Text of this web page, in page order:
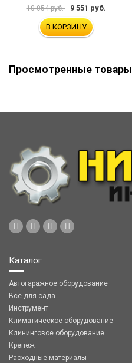
10 054 руб. 9 551 руб.
В КОРЗИНУ
Просмотренные товары
Каталог
Автогаражное оборудование
Все для сада
Инструмент
Климатическое оборудование
Клининговое оборудование
Крепеж
Расходные материалы